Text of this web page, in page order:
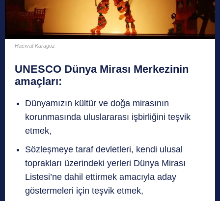
Hacıvat Karagöz
UNESCO Dünya Mirası Merkezinin
amaçları:
Dünyamızın kültür ve doğa mirasının
korunmasında uluslararası işbirliğini teşvik
etmek,
Sözleşmeye taraf devletleri, kendi ulusal
toprakları üzerindeki yerleri Dünya Mirası
Listesi’ne dahil ettirmek amacıyla aday
göstermeleri için teşvik etmek,